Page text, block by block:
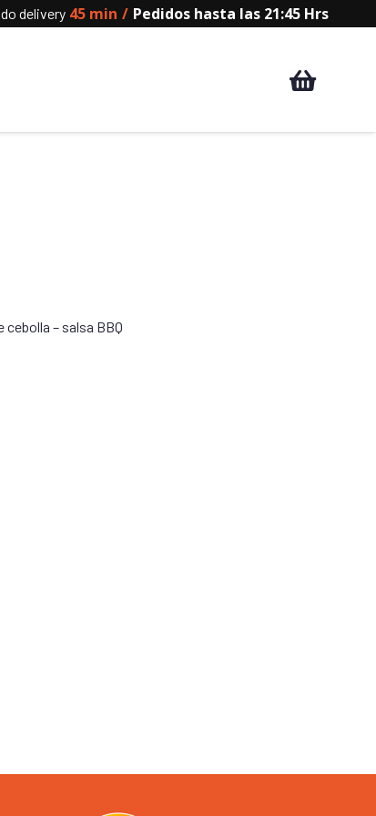
delivery 45 min / Pedidos hasta las 21:45 Hrs
– salsa BBQ